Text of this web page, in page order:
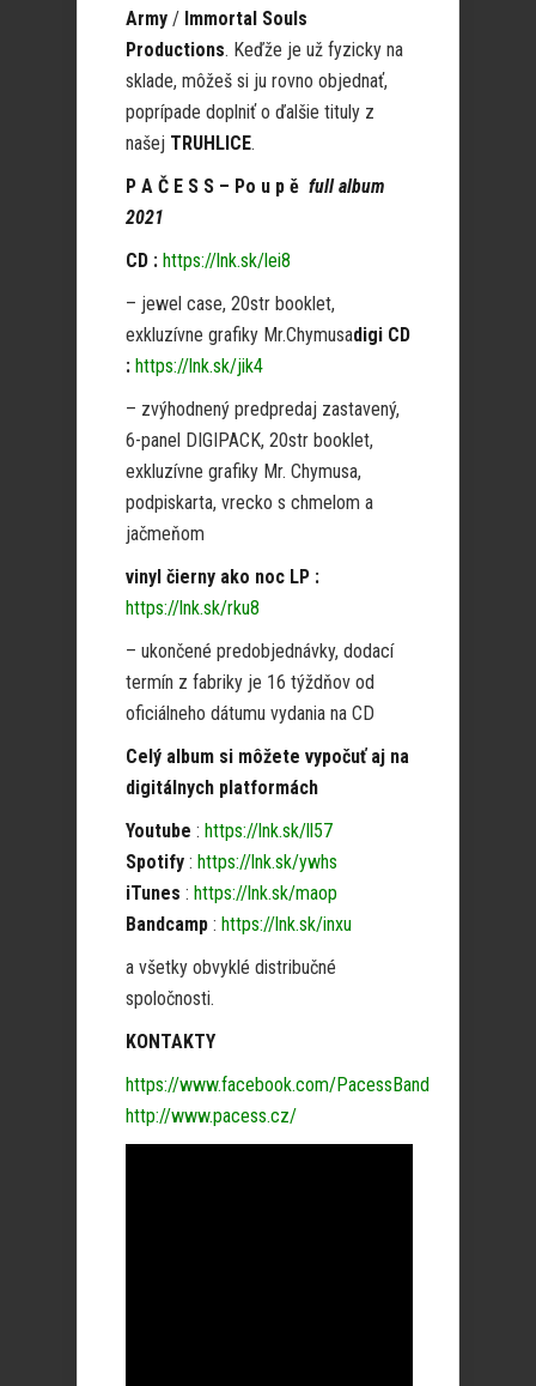
Army / Immortal Souls
Productions. Keďže je už fyzicky na
sklade, môžeš si ju rovno objednať,
poprípade doplniť o ďalšie tituly z
našej TRUHLICE.
P A Č E S S – Po u p ě full album
2021
CD : https://lnk.sk/lei8
– jewel case, 20str booklet,
exkluzívne grafiky Mr.Chymusadigi CD
: https://lnk.sk/jik4
– zvýhodnený predpredaj zastavený,
6-panel DIGIPACK, 20str booklet,
exkluzívne grafiky Mr. Chymusa,
podpiskarta, vrecko s chmelom a
jačmeňom
vinyl čierny ako noc LP :
https://lnk.sk/rku8
– ukončené predobjednávky, dodací
termín z fabriky je 16 týždňov od
oficiálneho dátumu vydania na CD
Celý album si môžete vypočuť aj na
digitálnych platformách
Youtube : https://lnk.sk/ll57
Spotify : https://lnk.sk/ywhs
iTunes : https://lnk.sk/maop
Bandcamp : https://lnk.sk/inxu
a všetky obvyklé distribučné
spoločnosti.
KONTAKTY
https://www.facebook.com/PacessBand
http://www.pacess.cz/